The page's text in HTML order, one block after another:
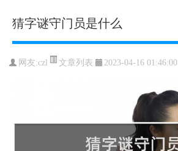
猜字谜守门员是什么
网友:czl 文章列表 2023-04-16 01:46:00